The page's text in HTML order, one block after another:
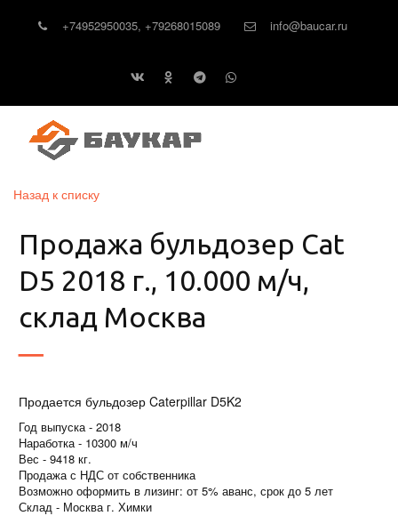
+74952950035, +79268015089 info@baucar.ru
Назад к списку
Продажа бульдозер Cat
D5 2018 г., 10.000 м/ч,
склад Москва
Продается бульдозер Caterpillar D5K2
Год выпуска - 2018
Наработка - 10300 м/ч
Вес - 9418 кг.
Продажа с НДС от собственника
Возможно оформить в лизинг: от 5% аванс, срок до 5 лет
Склад - Москва г. Химки